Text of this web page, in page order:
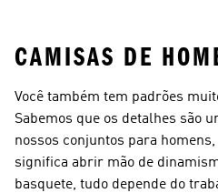
CAMISAS DE
Você também tem padrões
Sabemos que os detalhes são
nossos conjuntos para
significa abrir mão de
basquete, tudo depende do